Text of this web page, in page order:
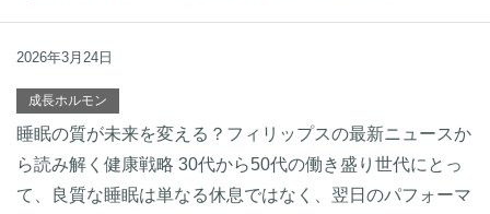
2026年3月24日
成長ホルモン
睡眠の質が未来を変える？フィリップスの最新ニュースか
ら読み解く健康戦略 30代から50代の働き盛り世代にとっ
て、良質な睡眠は単なる休息ではなく、翌日のパフォーマ